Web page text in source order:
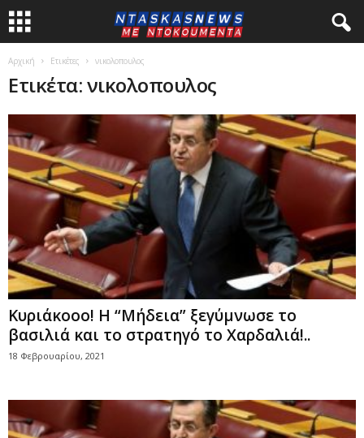
Αρχική Ετικέτες νικολοπουλος
Ετικέτα: νικολοπουλος
Κυριάκοοο! Η “Μήδεια” ξεγύμνωσε το
βασιλιά και το στρατηγό το Χαρδαλιά!..
18 Φεβρουαρίου, 2021